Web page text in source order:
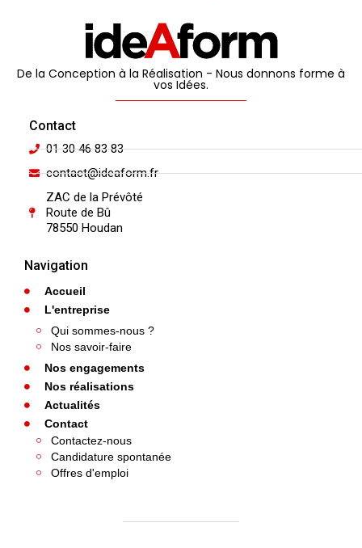
De la Conception à la Réalisation - Nous donnons forme à
vos Idées.
Contact
01 30 46 83 83
contact@ideaform.fr
ZAC de la Prévôté
Route de Bû
78550 Houdan
Navigation
Accueil
L'entreprise
Qui sommes-nous ?
Nos savoir-faire
Nos engagements
Nos réalisations
Actualités
Contact
Contactez-nous
Candidature spontanée
Offres d'emploi